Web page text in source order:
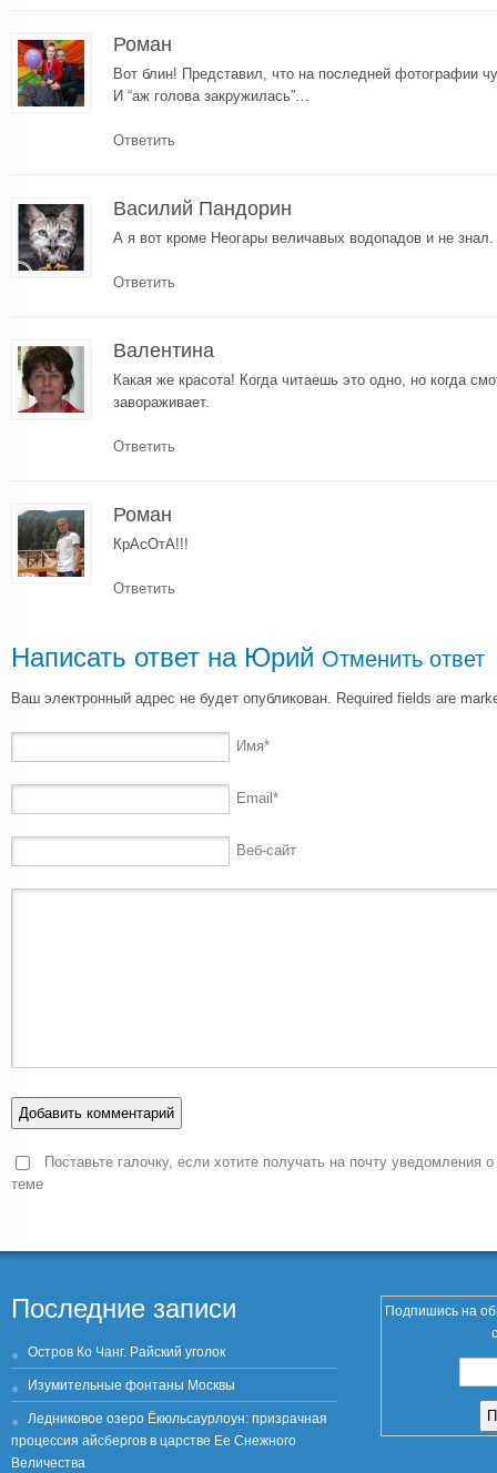
Роман
Вот блин! Представил, что на последней фотографии
И “аж голова закружилась”…
Ответить
Василий Пандорин
А я вот кроме Неогары величавых водопадов и не
Ответить
Валентина
Какая же красота! Когда читаешь это одно, но когда
завораживает.
Ответить
Роман
КрАсОтА!!!
Ответить
Написать ответ на Юрий Отменить ответ
Ваш электронный адрес не будет опубликован. Required fields are
Имя*
Email *
Веб-сайт
Поставьте галочку, если хотите получать на почту уведомления
теме
Последние записи
Остров Ко Чанг. Райский уголок
Изумительные фонтаны Москвы
Ледниковое озеро Ёкюльсаурлоун: призрачная
процессия айсбергов в царстве Ее Снежного
Величества
Подпишись на